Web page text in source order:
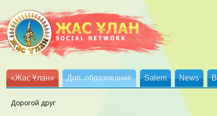
«Жас Ұлан» Доп. образование Salem News
Дорогой друг